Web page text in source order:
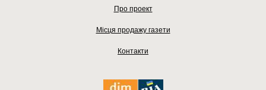
Про проект
Місця продажу газети
Контакти